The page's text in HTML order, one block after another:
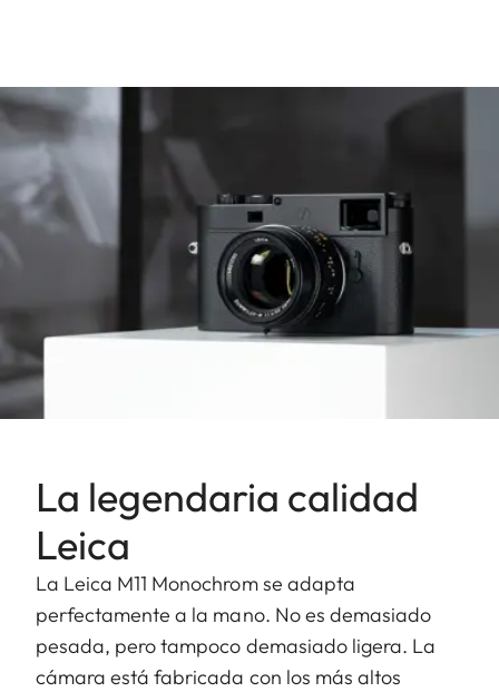
La legendaria calidad
Leica
La Leica M11 Monochrom se adapta
perfectamente a la mano. No es demasiado
pesada, pero tampoco demasiado ligera. La
cámara está fabricada con los más altos